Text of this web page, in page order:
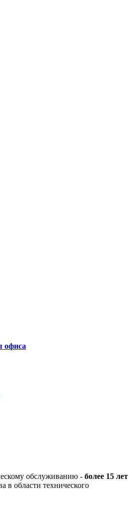
офиса
обслуживанию - более 15 лет
в области технического